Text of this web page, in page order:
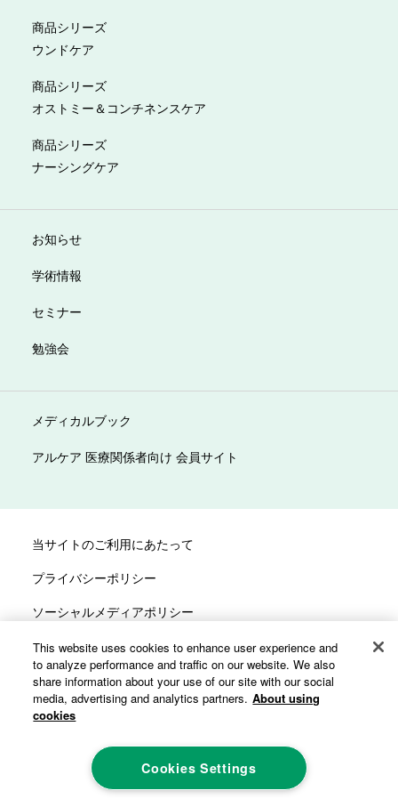
商品シリーズ
ウンドケア
商品シリーズ
オストミー＆コンチネンスケア
商品シリーズ
ナーシングケア
お知らせ
学術情報
セミナー
勉強会
メディカルブック
アルケア 医療関係者向け 会員サイト
当サイトのご利用にあたって
プライバシーポリシー
ソーシャルメディアポリシー
サイトマップ
カスタマーハラスメントへの対応方針
©ALCARE Co., Ltd. All rights reserved.
This website uses cookies to enhance user experience and
to analyze performance and traffic on our website. We also
share information about your use of our site with our social
media, advertising and analytics partners. About using
cookies
Cookies Settings